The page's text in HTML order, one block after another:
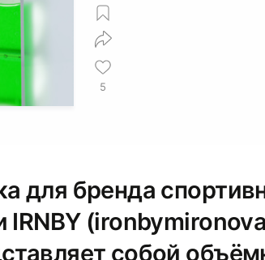
5
для бренда
собой